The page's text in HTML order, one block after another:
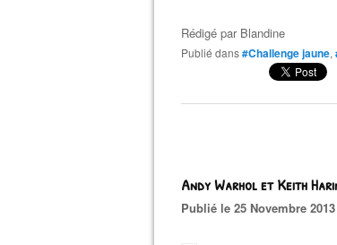
Rédigé par Blandine
Publié dans#Challenge jaune,
Andy Warhol et Keith
Publié le 25 Novembre 2013